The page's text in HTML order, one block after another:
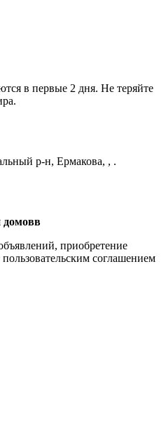
в первые 2 дня. Не теряйте
р-н, Ермакова, , .
домовв
приобретение
соглашением